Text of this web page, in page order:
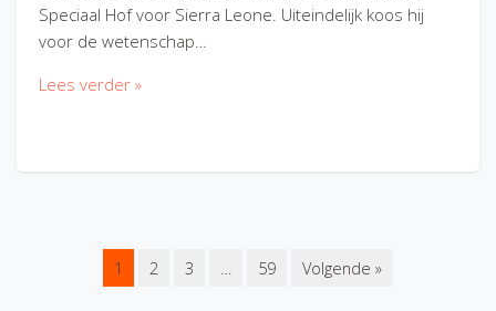
Speciaal Hof voor Sierra Leone. Uiteindelijk koos hij
voor de wetenschap…
Lees verder »
1 2 3 … 59 Volgende »